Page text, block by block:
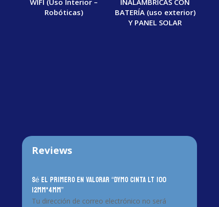
Robóticas)
BATERÍA (uso exterior)
Y PANEL SOLAR
Reviews
Sé el primero en valorar “DYMO CINTA LT 100
12MM*4MM”
Tu dirección de correo electrónico no será